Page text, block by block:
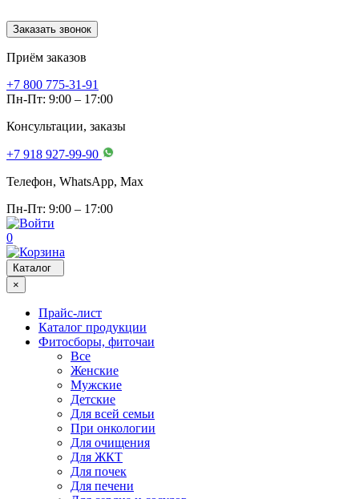
Заказать звонок
Приём заказов
+7 800 775-31-91
Пн-Пт: 9:00 – 17:00
Консультации, заказы
+7 918 927-99-90
Телефон, WhatsApp, Мах
Пн-Пт: 9:00 – 17:00
0
Каталог
×
Прайс-лист
Каталог продукции
Фитосборы, фиточаи
Все
Женские
Мужские
Детские
Для всей семьи
При онкологии
Для очищения
Для ЖКТ
Для почек
Для печени